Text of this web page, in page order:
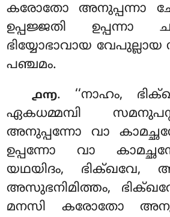
കരോതോ അനുപ്പന്നാ
ഉപ്പജ്ജതി ഉപ്പന്നാ ച
ഭിയ്യോഭാവായ വേപുല്ലായ
പഞ്ചമം.
൧൬. ‘‘നാഹം,
ഏകധമ്മമ്പി
അനുപ്പന്നോ വാ
ഉപ്പന്നോ വാ
യഥയിദം, ഭിക്ഖവേ,
അസുഭനിമിത്തം,
മനസി കരോതോ